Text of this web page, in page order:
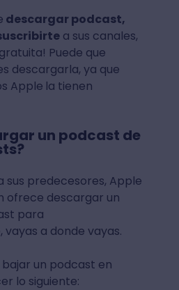
descargar podcast,
a sus canales,
Puede que
descargarla, ya que
Apple la tienen
un podcast de
sus predecesores, Apple
ofrece descargar un
para
a donde vayas.
un podcast en
lo siguiente: